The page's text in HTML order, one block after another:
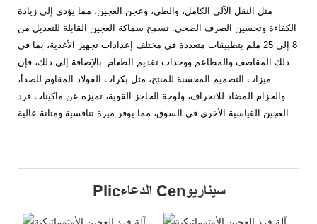
مثل النقل الآلي الكامل، والطي، وعجن العجين، مما يؤدي إلى زيادة
الكفاءة وتحسين الصرف الصحي. تسمح سماكة العجين القابلة للتعديل من
8 إلى 25 ملم بتطبيقات متعددة في مختلف إعدادات تجهيز الأغذية، بما في
ذلك المقاصف والمطاعم ووحدات تقديم الطعام. بالإضافة إلى ذلك، فإن
ميزات التصميم المحسنة للمنتج، مثل بكرات الفولاذ المقاوم للصدأ،
والحزام المضاد للانحراف، ولوحة الحاجز القوية، تميزه عن ماكينات فرد
Plicالدعاء Cenسيناريو